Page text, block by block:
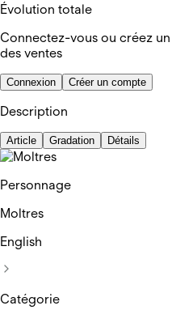
Évolution totale
Connectez-vous ou créez
des ventes
Connexion Créer un compte
Description
Article Gradation Détails
Personnage
Moltres
English
Catégorie